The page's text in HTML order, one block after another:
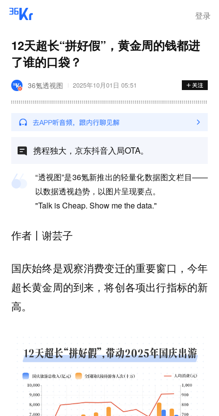
登录
12天超长“拼好假”，黄金周的钱都进
了谁的口袋？
36氪透视图 2025年10月01日 05:51
携程独大，京东抖音入局OTA。
“透视图”是36氪新推出的轻量化数据图文栏目——
以数据透视趋势，以图片呈现要点。
"Talk is Cheap. Show me the data."
作者丨谢芸子
国庆始终是观察消费变迁的重要窗口，今年
超长黄金周的到来，将创各项出行指标的新
高。